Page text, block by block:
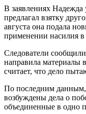
В заявлениях
предлагал взятку
августа она подала
применении насилия в
Следователи
направила материалы
считает, что дело
По последним
возбуждены дела о
объединенные в одно